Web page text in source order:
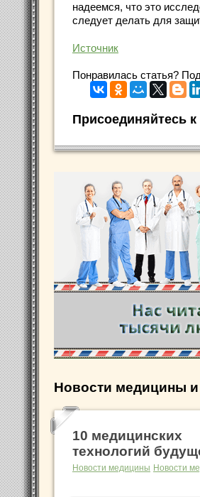
надеемся, что это
следует делать для
Источник
Понравилась статья?
Присоединяйтесь
.
Новости медицины и
10 медицинских
технологий
Новости медицины Новости